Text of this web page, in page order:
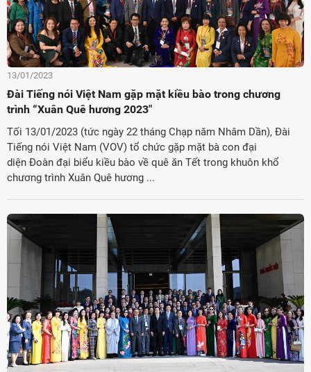
13/01/2023
Đài Tiếng nói Việt Nam gặp mặt kiều bào trong chương
trình “Xuân Quê hương 2023"
Tối 13/01/2023 (tức ngày 22 tháng Chạp năm Nhâm Dần), Đài
Tiếng nói Việt Nam (VOV) tổ chức gặp mặt bà con đại
diện Đoàn đại biểu kiều bào về quê ăn Tết trong khuôn khổ
chương trình Xuân Quê hương ...